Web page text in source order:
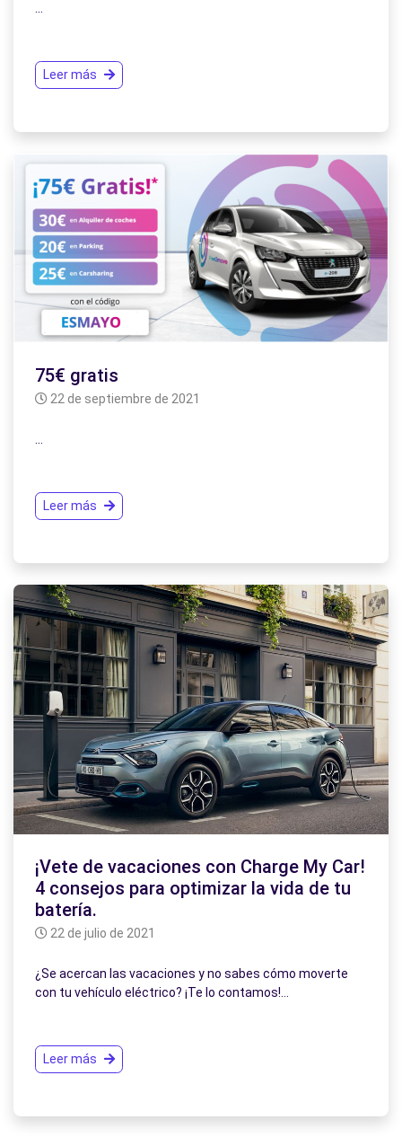
…
Leer más
75€ gratis
22 de septiembre de 2021
Leer más
¡Vete de vacaciones con Charge My Car!
4 consejos para optimizar la vida de tu
batería.
22 de julio de 2021
¿Se acercan las vacaciones y no sabes cómo moverte
con tu vehículo eléctrico? ¡Te lo contamos!…
Leer más